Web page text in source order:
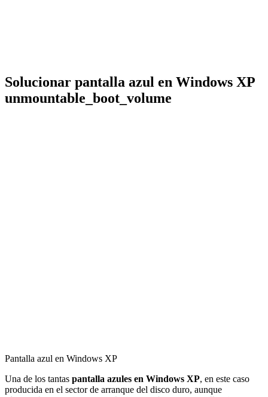
Solucionar pantalla azul en Windows XP
unmountable_boot_volume
Pantalla azul en Windows XP
Una de los tantas pantalla azules en Windows XP, en este caso
producida en el sector de arranque del disco duro, aunque